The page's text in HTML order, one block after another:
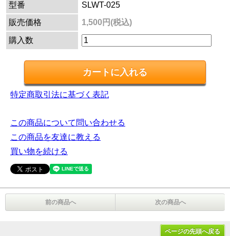
型番
SLWT-025
販売価格
1,500円(税込)
購入数
特定商取引法に基づく表記
この商品について問い合わせる
この商品を友達に教える
買い物を続ける
前の商品へ 次の商品へ
ページの先頭へ戻る